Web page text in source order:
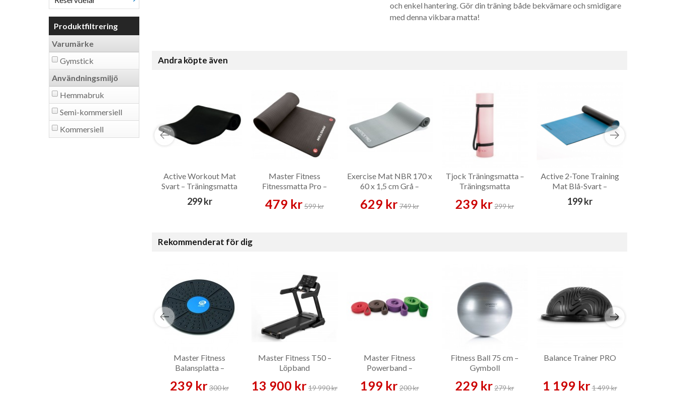
Produktfiltrering
Varumärke
Gymstick
Användningsmiljö
Hemmabruk
Semi-kommersiell
Kommersiell
och enkel hantering. Gör din träning både bekvämare och smidigare
med denna vikbara matta!
Andra köpte även
Active Workout Mat
Svart – Träningsmatta
299 kr
Master Fitness
Fitnessmatta Pro –
479 kr599 kr
Exercise Mat NBR 170 x
60 x 1,5 cm Grå –
629 kr749 kr
Tjock Träningsmatta –
Träningsmatta
239 kr299 kr
Active 2-Tone Training
Mat Blå-Svart –
Träningsmatta
199 kr
Rekommenderat för dig
Master Fitness
Balansplatta –
239 kr300 kr
Master Fitness T50 –
Löpband
13 900 kr19 990 kr
Master Fitness
Powerband –
199 kr200 kr
Fitness Ball 75 cm –
Gymboll
229 kr279 kr
Balance Trainer PRO
1 199 kr1 499 kr